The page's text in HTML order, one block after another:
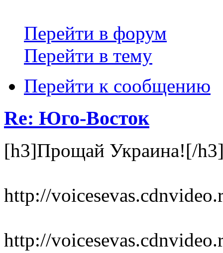
Перейти в форум
Перейти в тему
Перейти к сообщению
Re: Юго-Восток
[h3]Прощай Украина![/
http://
http://